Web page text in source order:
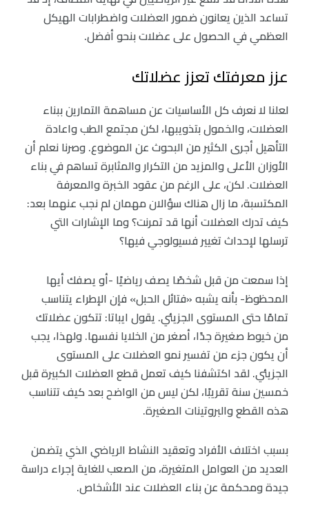
تساعد الذين يعانون ضمور العضلات واضطرابات الهيكل
العظمي في الحصول على عضلات بنحو أفضل.
عزز معرفتك تعزز عضلاتك
لعلنا لا نعرف كل الأساسيات عن مساهمة التمارين ببناء
العضلات، والخمول بتذويبها، لكن مجتمع الطب واعادة
التأهيل أجرى الكثير من البحوث عن الموضوع. وصرنا نعلم أن
الأوزان الأعلى والمزيد من التكرار والمثابرة تساهم في بناء
العضلات. لكن، على الرغم من عقود الخبرة والمعرفة
المكتسبة، ما زال هناك سؤالان مهمان لم نجب عنهما بعد:
كيف تدرك العضلات أنها قد تمرنت؟ وما الإشارات التي
ترسلها لإحداث تغيير فسيولوجي فيها؟
إذا سمعت من قبل شخصًا يصف رياضيًا -أو يصفك أيها
المحظوظ- بأنه يشبه «فتائل الحبل» فإن الإطراء يتناسب
تمامًا حتى المستوى الجزيئي. يقول ايباتا: تتكون عضلاتك
من خيوط صغيرة جدًا، أصغر من الخلايا نفسها. ولهذا، يجب
أن يكون جزء من تفسير نمو العضلات على المستوى
الجزيئي. لقد اكتشفنا كيف تعمل قطع العضلات الكبيرة قبل
خمسين سنة تقريبًا، لكن ليس من الواضح بعد كيف تتناسب
هذه القطع والبروتينات الصغيرة.
بسبب اختلاف الأفراد وتعقيد النشاط الرياضي الذي يتضمن
العديد من العوامل المتغيرة، من الصعب للغاية إجراء دراسة
جيدة ومحكمة عن بناء العضلات عند الأشخاص.